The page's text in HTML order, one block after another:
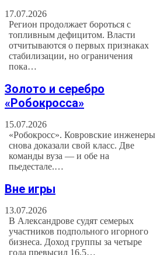
17.07.2026
Регион продолжает бороться с
топливным дефицитом. Власти
отчитываются о первых признаках
стабилизации, но ограничения
пока…
Золото и серебро
«Робокросса»
15.07.2026
«Робокросс». Ковровские инженеры
снова доказали свой класс. Две
команды вуза — и обе на
пьедестале.…
Вне игры
13.07.2026
В Александрове судят семерых
участников подпольного игорного
бизнеса. Доход группы за четыре
года превысил 16,5…